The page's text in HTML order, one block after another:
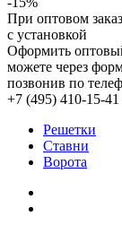
При оптовом
с установкой
Оформить
можете через
позвонив по
+7 (495) 410-15-41
Решетки
Ставни
Ворота